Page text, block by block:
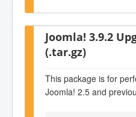
Joomla! 3.9.2
(.tar.gz)
This package is for
Joomla! 2.5 and